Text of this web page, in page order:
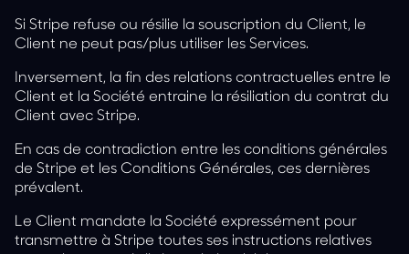
Si Stripe refuse ou résilie la souscription du Client, le
Client ne peut pas/plus utiliser les Services.
Inversement, la fin des relations contractuelles entre le
Client et la Société entraine la résiliation du contrat du
Client avec Stripe.
En cas de contradiction entre les conditions générales
de Stripe et les Conditions Générales, ces dernières
prévalent.
Le Client mandate la Société expressément pour
transmettre à Stripe toutes ses instructions relatives